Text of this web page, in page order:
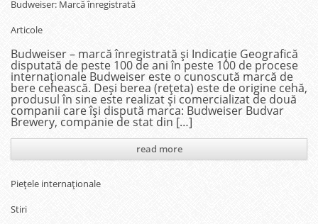
Budweiser: Marcă înregistrată
Articole
Budweiser – marcă înregistrată și Indicație Geografică
disputată de peste 100 de ani în peste 100 de procese
internaționale Budweiser este o cunoscută marcă de
bere cehească. Deși berea (rețeta) este de origine cehă,
produsul în sine este realizat și comercializat de două
companii care își dispută marca: Budweiser Budvar
Brewery, companie de stat din […]
read more
Piețele internaționale
Stiri